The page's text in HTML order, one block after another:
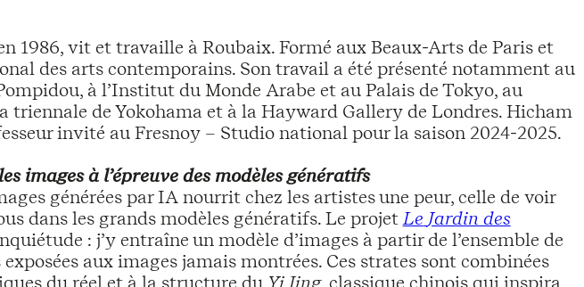
1986, vit et travaille à Roubaix. Formé aux Beaux-Arts de Paris et
des arts contemporains. Son travail a été présenté notamment au
à l’Institut du Monde Arabe et au Palais de Tokyo, au
triennale de Yokohama et à la Hayward Gallery de Londres. Hicham
invité au Fresnoy – Studio national pour la saison 2024-2025.
images à l’épreuve des modèles génératifs
générées par IA nourrit chez les artistes une peur, celle de voir
dans les grands modèles génératifs. Le projetLe Jardin des
: j’y entraîne un modèle d’images à partir de l’ensemble de
aux images jamais montrées. Ces strates sont combinées
du réel et à la structure du Yi Jing, classique chinois qui inspira